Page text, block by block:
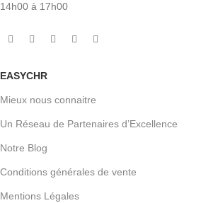
14h00 à 17h00
EASYCHR
Mieux nous connaitre
Un Réseau de Partenaires d’Excellence
Notre Blog
Conditions générales de vente
Mentions Légales